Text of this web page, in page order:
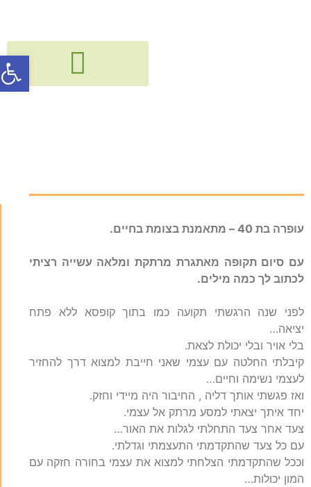
עופרה בת 40 – מתאמנת בצומת בחיים.
עם סיום תקופה מאתגרת מרתקת ומלאה עשייה רציתי
לכתוב לך כמה מילים.
לפני שנה הרגשתי תקועה כמו בתוך קופסא ללא פתח
יציאה…
בלי אויר ובלי יכולת לצאת.
קיבלתי החלטה עם עצמי שאני חייבת למצוא דרך להחזיר
לעצמי נשימה וחיים…
ואז פגשתי אותך דליה , החיבור היה מיידי וחזק.
יחד איתך יצאתי למסע מרתק אל עצמי.
צעד אחר צעד התחלתי לגלות את האור…
עם כל צעד שהתקדמתי התעצמתי וגדלתי.
וככל שהתקדמתי הצלחתי למצוא את עצמי בחורה חזקה עם
המון יכולות…
פתח